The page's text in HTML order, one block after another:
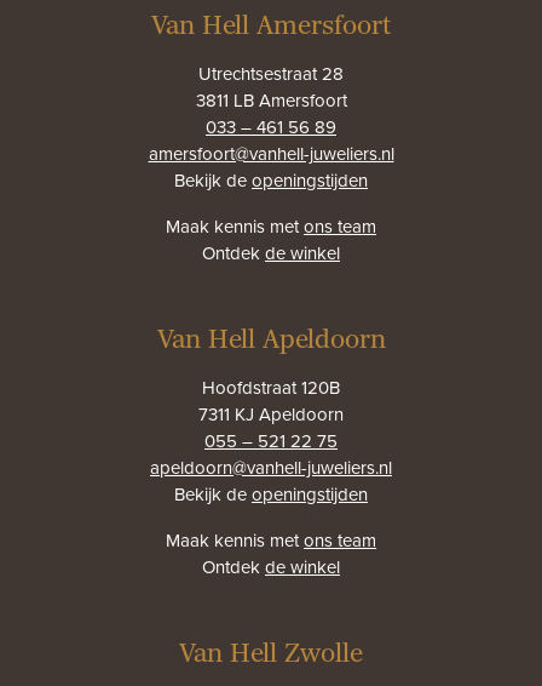
Van Hell Amersfoort
Utrechtsestraat 28
3811 LB Amersfoort
033 – 461 56 89
amersfoort@vanhell-juweliers.nl
Bekijk deopeningstijden
Maak kennis metons team
Ontdekde winkel
Van Hell Apeldoorn
Hoofdstraat 120B
7311 KJ Apeldoorn
055 – 521 22 75
apeldoorn@vanhell-juweliers.nl
Bekijk deopeningstijden
Maak kennis metons team
Ontdekde winkel
Van Hell Zwolle